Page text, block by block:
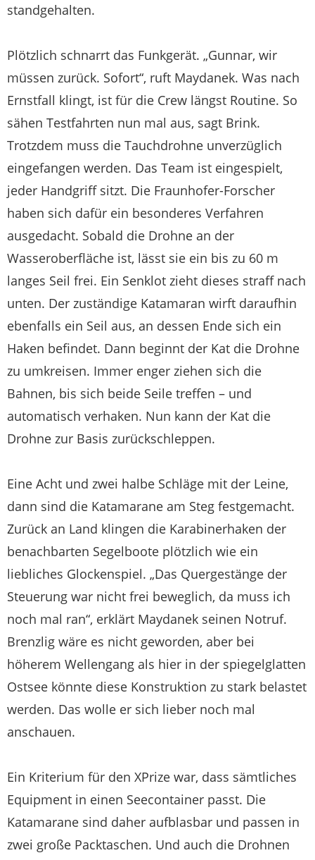
standgehalten.
Plötzlich schnarrt das Funkgerät. „Gunnar, wir
müssen zurück. Sofort“, ruft Maydanek. Was nach
Ernstfall klingt, ist für die Crew längst Routine. So
sähen Testfahrten nun mal aus, sagt Brink.
Trotzdem muss die Tauchdrohne unverzüglich
eingefangen werden. Das Team ist eingespielt,
jeder Handgriff sitzt. Die Fraunhofer-Forscher
haben sich dafür ein besonderes Verfahren
ausgedacht. Sobald die Drohne an der
Wasseroberfläche ist, lässt sie ein bis zu 60 m
langes Seil frei. Ein Senklot zieht dieses straff nach
unten. Der zuständige Katamaran wirft daraufhin
ebenfalls ein Seil aus, an dessen Ende sich ein
Haken befindet. Dann beginnt der Kat die Drohne
zu umkreisen. Immer enger ziehen sich die
Bahnen, bis sich beide Seile treffen – und
automatisch verhaken. Nun kann der Kat die
Drohne zur Basis zurückschleppen.
Eine Acht und zwei halbe Schläge mit der Leine,
dann sind die Katamarane am Steg festgemacht.
Zurück an Land klingen die Karabinerhaken der
benachbarten Segelboote plötzlich wie ein
liebliches Glockenspiel. „Das Quergestänge der
Steuerung war nicht frei beweglich, da muss ich
noch mal ran“, erklärt Maydanek seinen Notruf.
Brenzlig wäre es nicht geworden, aber bei
höherem Wellengang als hier in der spiegelglatten
Ostsee könnte diese Konstruktion zu stark belastet
werden. Das wolle er sich lieber noch mal
anschauen.
Ein Kriterium für den XPrize war, dass sämtliches
Equipment in einen Seecontainer passt. Die
Katamarane sind daher aufblasbar und passen in
zwei große Packtaschen. Und auch die Drohnen